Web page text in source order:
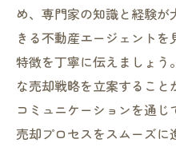
め、専門家の知識と経験
きる不動産エージェント
特徴を丁寧に伝えましょ
な売却戦略を立案するこ
コミュニケーションを通じ
売却プロセスをスムーズ